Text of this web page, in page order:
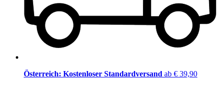
Österreich: Kostenloser Standardversand ab € 39,90